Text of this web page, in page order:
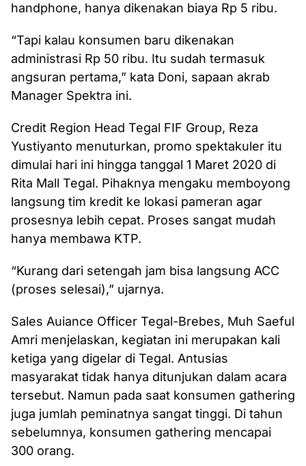
handphone, hanya dikenakan biaya Rp 5 ribu.
“Tapi kalau konsumen baru dikenakan
administrasi Rp 50 ribu. Itu sudah termasuk
angsuran pertama,” kata Doni, sapaan akrab
Manager Spektra ini.
Credit Region Head Tegal FIF Group, Reza
Yustiyanto menuturkan, promo spektakuler itu
dimulai hari ini hingga tanggal 1 Maret 2020 di
Rita Mall Tegal. Pihaknya mengaku memboyong
langsung tim kredit ke lokasi pameran agar
prosesnya lebih cepat. Proses sangat mudah
hanya membawa KTP.
“Kurang dari setengah jam bisa langsung ACC
(proses selesai),” ujarnya.
Sales Auiance Officer Tegal-Brebes, Muh Saeful
Amri menjelaskan, kegiatan ini merupakan kali
ketiga yang digelar di Tegal. Antusias
masyarakat tidak hanya ditunjukan dalam acara
tersebut. Namun pada saat konsumen gathering
juga jumlah peminatnya sangat tinggi. Di tahun
sebelumnya, konsumen gathering mencapai
300 orang.